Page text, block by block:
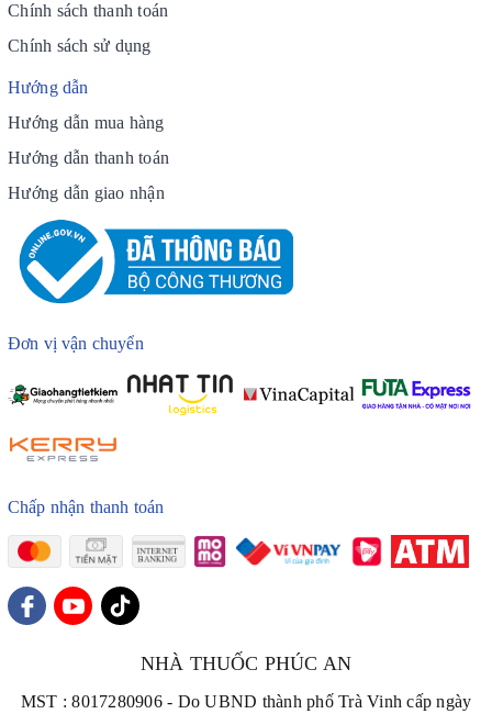
Chính sách thanh toán
Chính sách sử dụng
Hướng dẫn
Hướng dẫn mua hàng
Hướng dẫn thanh toán
Hướng dẫn giao nhận
Đơn vị vận chuyển
Chấp nhận thanh toán
NHÀ THUỐC PHÚC AN
MST : 8017280906 - Do UBND thành phố Trà Vinh cấp ngày